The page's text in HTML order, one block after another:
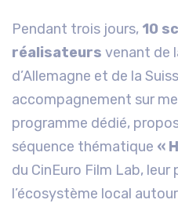
Pendant trois jours, 10
réalisateurs venant de
d’Allemagne et de la
accompagnement sur
programme dédié,
séquence thématique «
du CinEuro Film Lab,
l’écosystème local